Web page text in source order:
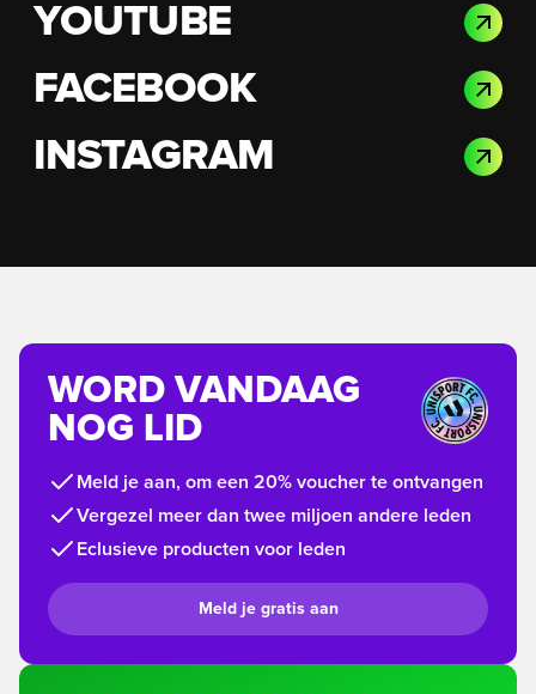
YOUTUBE
FACEBOOK
INSTAGRAM
WORD VANDAAG
NOG LID
Meld je aan, om een 20% voucher te ontvangen
Vergezel meer dan twee miljoen andere leden
Eclusieve producten voor leden
Meld je gratis aan